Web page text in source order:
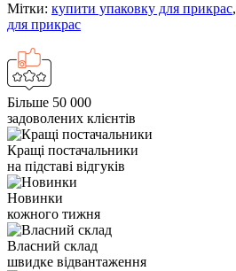
Мітки: купити упаковку для прикрас,
для прикрас
Більше 50 000
задоволених клієнтів
Кращі постачальники
на підставі відгуків
Новинки
кожного тижня
Власний склад
швидке відвантаження